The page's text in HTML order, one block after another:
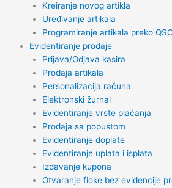
Kreiranje novog artikla
Uređivanje artikala
Programiranje artikala preko
Evidentiranje prodaje
Prijava/Odjava kasira
Prodaja artikala
Personalizacija računa
Elektronski žurnal
Evidentiranje vrste plaćanja
Prodaja sa popustom
Evidentiranje doplate
Evidentiranje uplata i isplata
Izdavanje kupona
Otvaranje fioke bez evidencije